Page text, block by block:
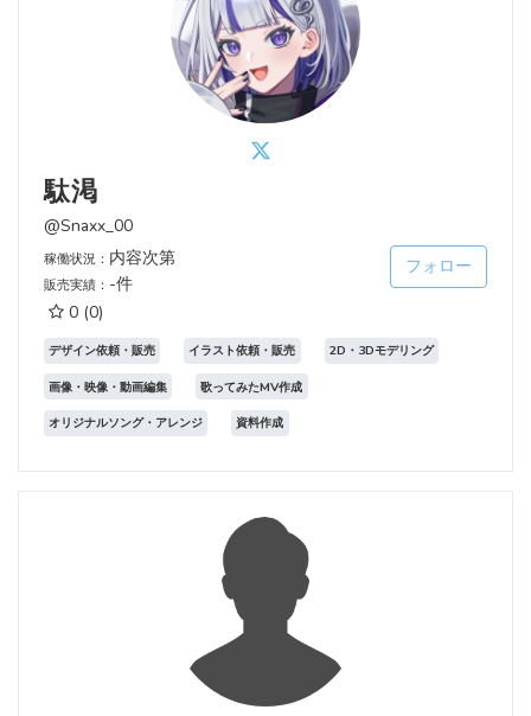
駄渇
@Snaxx_00
稼働状況： 内容次第
販売実績： -件
0 (0)
フォロー
デザイン依頼・販売 イラスト依頼・販売 2D・3Dモデリング
画像・映像・動画編集 歌ってみたMV作成
オリジナルソング・アレンジ 資料作成